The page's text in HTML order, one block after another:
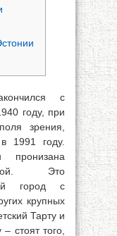
с
году, при
зрения,
1991 году.
пронизана
Это
город с
крупных
Тарту и
стоят того,